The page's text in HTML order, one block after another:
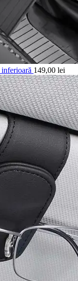
149,00 lei